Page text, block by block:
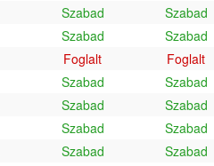
Szabad Szabad
Szabad Szabad
Foglalt Foglalt
Szabad Szabad
Szabad Szabad
Szabad Szabad
Szabad Szabad